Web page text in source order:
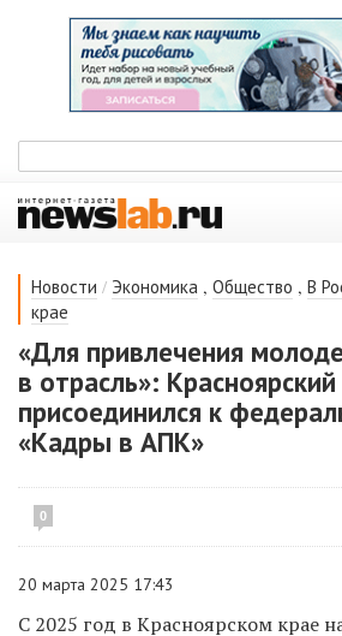
Новости / Экономика , Общество , В
крае
«Для привлечения
в отрасль»:
присоединился к
«Кадры в АПК»
0
20 марта 2025 17:43
С 2025 год в Красноярском крае